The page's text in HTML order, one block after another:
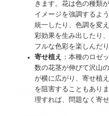
きます。花は色の種類
イメージを強調するよ
統一したり、色調を変
彩効果を生み出したり
フルな色彩を楽しんだ
寄せ植え
：本種のロゼ
数の花茎が伸びて沢山
が横に広がり、寄せ植
を阻害することもあり
理すれば、問題なく寄